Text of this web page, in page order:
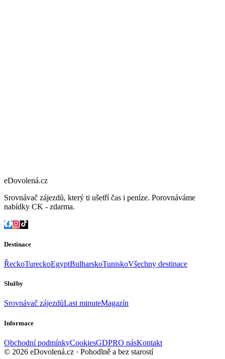
eDovolená.cz
Srovnávač zájezdů, který ti ušetří čas i peníze. Porovnáváme
nabídky CK - zdarma.
Destinace
ŘeckoTureckoEgyptBulharskoTuniskoVšechny destinace
Služby
Srovnávač zájezdůLast minuteMagazín
Informace
Obchodní podmínkyCookiesGDPRO násKontakt
© 2026 eDovolená.cz · Pohodlně a bez starostíVšechna práva